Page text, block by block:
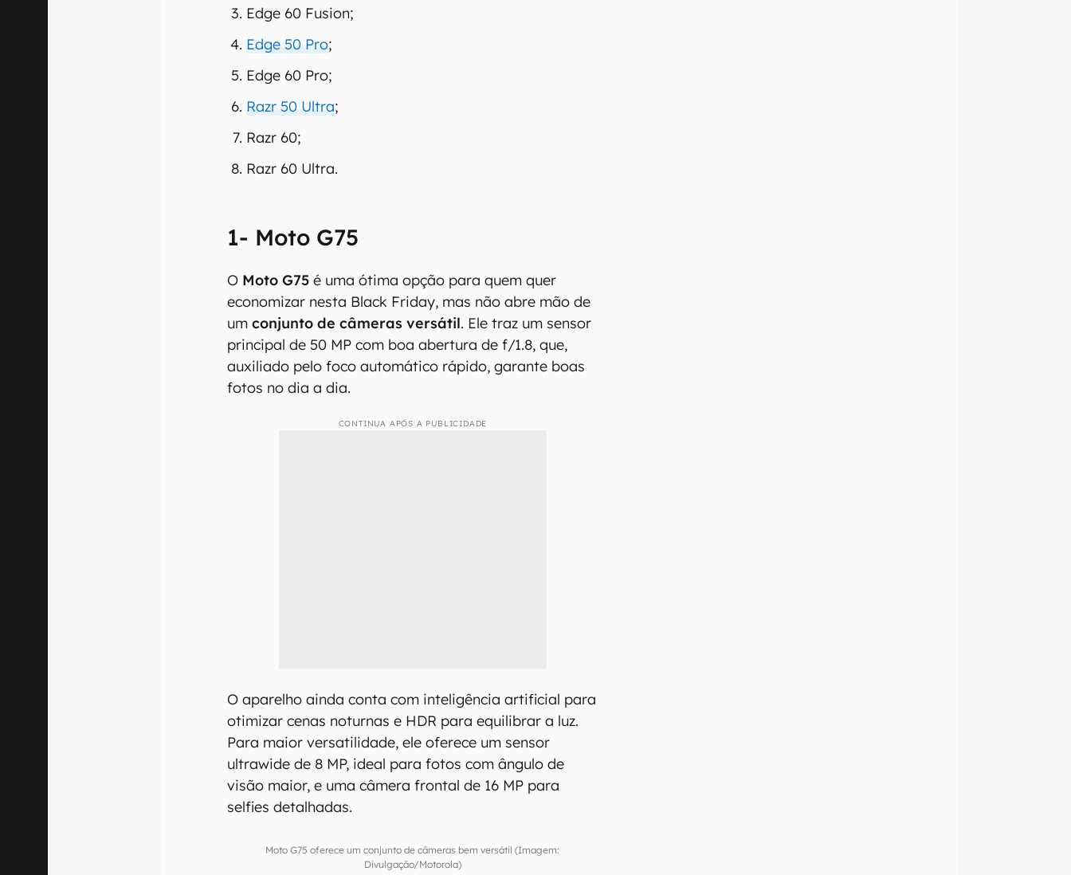
Edge 60 Fusion;
Edge 50 Pro;
Edge 60 Pro;
Razr 50 Ultra;
Razr 60;
Razr 60 Ultra.
1- Moto G75
O Moto G75 é uma ótima opção para quem quer
economizar nesta Black Friday, mas não abre mão de
umconjunto de câmeras versátil. Ele traz um sensor
principal de 50 MP com boa abertura de f/1.8, que,
auxiliado pelo foco automático rápido, garante boas
fotos no dia a dia.
CONTINUA APÓS A PUBLICIDADE
O aparelho ainda conta com inteligência artificial para
otimizar cenas noturnas e HDR para equilibrar a luz.
Para maior versatilidade, ele oferece um sensor
ultrawide de 8 MP, ideal para fotos com ângulo de
visão maior, e uma câmera frontal de 16 MP para
selfies detalhadas.
Moto G75 oferece um conjunto de câmeras bem versátil (Imagem:
Divulgação/Motorola)